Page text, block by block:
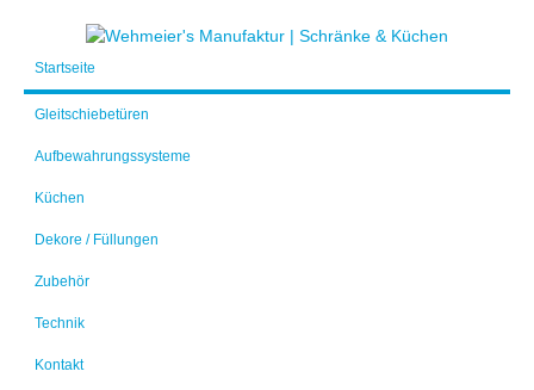
Startseite
Gleitschiebetüren
Aufbewahrungssysteme
Küchen
Dekore / Füllungen
Zubehör
Technik
Kontakt